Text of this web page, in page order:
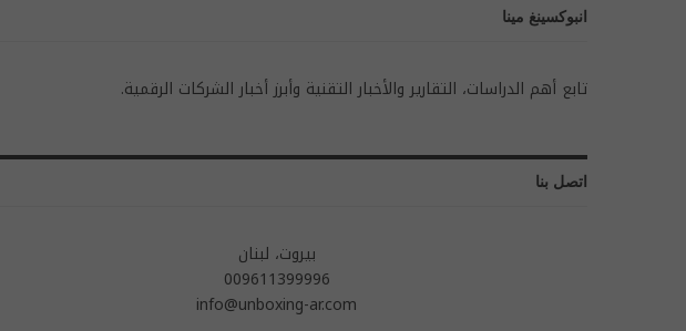
انبوكسينغ مينا
تابع أهم الدراسات، التقارير والأخبار التقنية وأبرز أخبار الشركات الرقمية.
اتصل بنا
بيروت، لبنان
009611399996
info@unboxing-ar.com